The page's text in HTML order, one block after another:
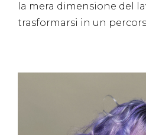
la mera dimensione del
trasformarsi in un